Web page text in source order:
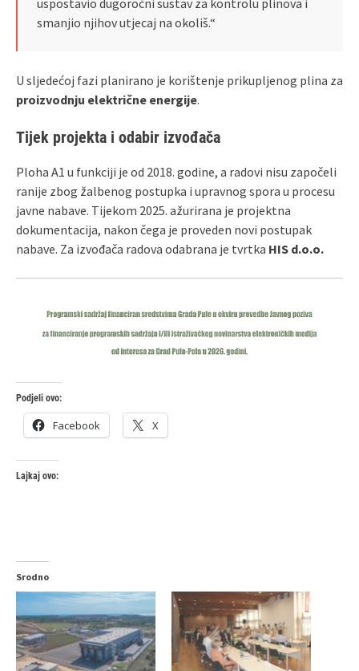
smanjio njihov utjecaj na okoliš.“
U sljedećoj fazi planirano je korištenje prikupljenog plina za
proizvodnju električne energije.
Tijek projekta i odabir izvođača
Ploha A1 u funkciji je od 2018. godine, a radovi nisu započeli
ranije zbog žalbenog postupka i upravnog spora u procesu
javne nabave. Tijekom 2025. ažurirana je projektna
dokumentacija, nakon čega je proveden novi postupak
nabave. Za izvođača radova odabrana je tvrtka HIS d.o.o.
Podjeli ovo:
Facebook X
Lajkaj ovo:
Srodno